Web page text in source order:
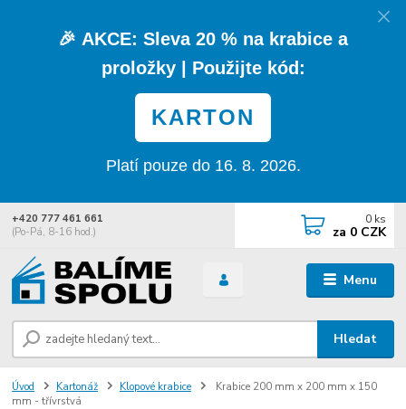
🎉 AKCE: Sleva 20 % na krabice a
proložky| Použijte kód:
KARTON
Platí pouze do 16. 8. 2026.
Menu
Hledat
+420 777 461 661
(Po-Pá, 8-16 hod.)
0 ks
za 0 CZK
Úvod Kartonáž Klopové krabice
Krabice 200 mm x 200 mm x 150
mm - třívrstvá